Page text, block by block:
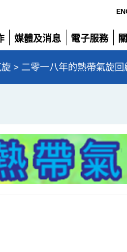
媒體及消息
展
開
電子服務
展
開
> 二零一八年的熱帶氣旋回